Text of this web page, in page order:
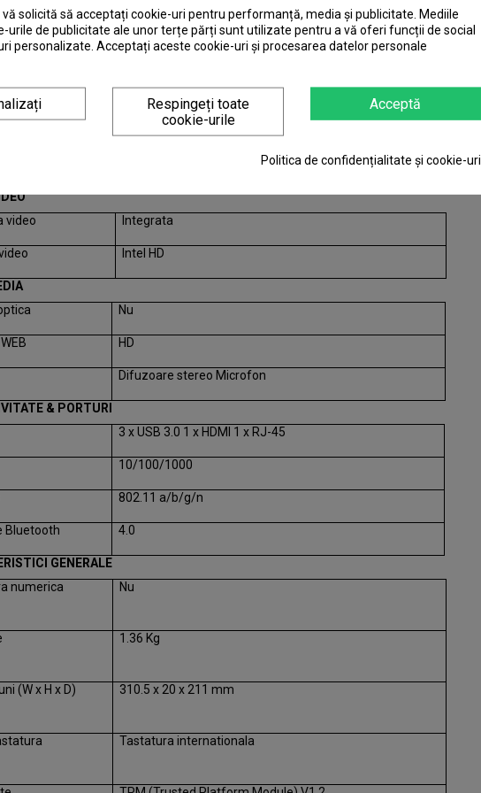
1
video
Integrata
Intel HD
Nu
HD
Difuzoare stereo Microfon
& PORTURI
3 x USB 3.0 1 x HDMI 1 x RJ-45
10/100/1000
802.11 a/b/g/n
Bluetooth 4.0
GENERALE
numerica
Nu
1.36 Kg
(W x H x D) 310.5 x 20 x 211 mm
Tastatura internationala
solicită să acceptați cookie-uri pentru performanță, media și publicitate. Mediile
urile de publicitate ale unor terțe părți sunt utilizate pentru a vă oferi funcții de social
personalizate. Acceptați aceste cookie-uri și procesarea datelor personale
Acceptă
Respingeți toate
cookie-urile
Politica de confidențialitate și cookie-uri